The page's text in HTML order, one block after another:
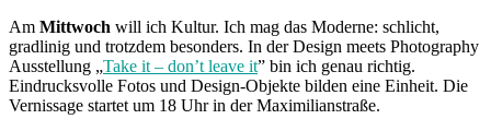
Am Mittwoch will ich Kultur. Ich mag das Moderne: schlicht,
gradlinig und trotzdem besonders. In der Design meets Photography
Ausstellung „Take it – don’t leave it” bin ich genau richtig.
Eindrucksvolle Fotos und Design-Objekte bilden eine Einheit. Die
Vernissage startet um 18 Uhr in der Maximilianstraße.